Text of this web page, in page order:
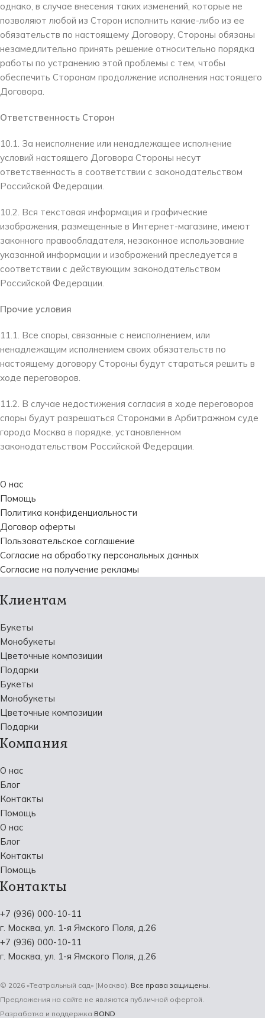
О нас
Помощь
Политика конфиденциальности
Договор оферты
Пользовательское соглашение
Согласие на обработку персональных данных
Согласие на получение рекламы
однако, в случае внесения таких изменений, которые не
позволяют любой из Сторон исполнить какие-либо из ее
обязательств по настоящему Договору, Стороны обязаны
незамедлительно принять решение относительно порядка
работы по устранению этой проблемы с тем, чтобы
обеспечить Сторонам продолжение исполнения настоящего
Договора.
Ответственность Сторон
10.1. За неисполнение или ненадлежащее исполнение
условий настоящего Договора Стороны несут
ответственность в соответствии с законодательством
Российской Федерации.
10.2. Вся текстовая информация и графические
изображения, размещенные в Интернет-магазине, имеют
законного правообладателя, незаконное использование
указанной информации и изображений преследуется в
соответствии с действующим законодательством
Российской Федерации.
Прочие условия
11.1. Все споры, связанные с неисполнением, или
ненадлежащим исполнением своих обязательств по
настоящему договору Стороны будут стараться решить в
ходе переговоров.
11.2. В случае недостижения согласия в ходе переговоров
споры будут разрешаться Сторонами в Арбитражном суде
города Москва в порядке, установленном
законодательством Российской Федерации.
Клиентам
Букеты
Монобукеты
Цветочные композиции
Подарки
Букеты
Монобукеты
Цветочные композиции
Подарки
Компания
О нас
Блог
Контакты
Помощь
О нас
Блог
Контакты
Помощь
Контакты
+7 (936) 000-10-11
г. Москва, ул. 1-я Ямского Поля, д.26
+7 (936) 000-10-11
г. Москва, ул. 1-я Ямского Поля, д.26
© 2026 «Театральный сад» (Москва). Все права защищены.
Предложения на сайте не являются публичной офертой.
Разработка и поддержка BOND